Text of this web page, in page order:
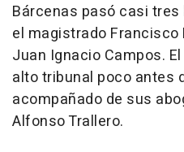
Bárcenas pasó casi
el magistrado
Juan Ignacio Campos.
alto tribunal poco antes
acompañado de sus
Alfonso Trallero.